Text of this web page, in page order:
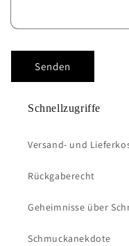
Senden
Schnellzugriffe
Versand- und
Rückgaberecht
Geheimnisse über
Schmuckanekdote